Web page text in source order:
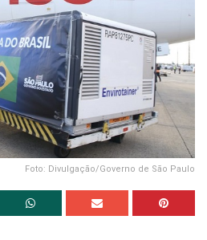
Foto: Divulgação/Governo de São Paulo